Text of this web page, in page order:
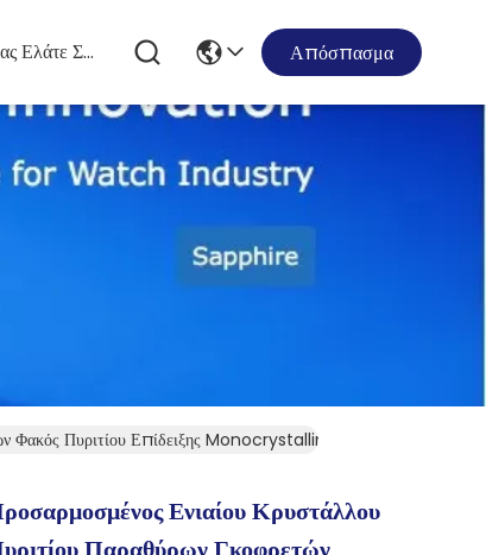
Μας Ελάτε Σε Επαφή Με Απόσπασμα
Φακός Πυριτίου Επίδειξης Monocrystalline
Ενιαίου Κρυστάλλου